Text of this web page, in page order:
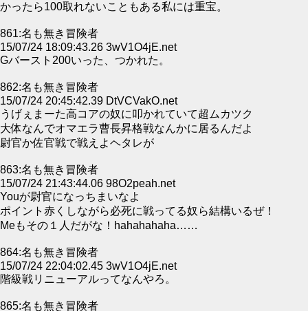
かったら100取れないこともある私には重宝。
861:名も無き冒険者
15/07/24 18:09:43.26 3wV1O4jE.net
Gバースト200いった、つかれた。
862:名も無き冒険者
15/07/24 20:45:42.39 DtVCVakO.net
うげぇまーた高コアの奴に叩かれていて超ムカツク
大体なんでオマエラ曹長昇格戦なんかに居るんだよ
尉官か佐官戦で戦えよヘタレが
863:名も無き冒険者
15/07/24 21:43:44.06 98O2peah.net
Youが尉官になっちまいなよ
ポイント赤くしながら必死に戦ってる奴ら結構いるぜ！
Meもその１人だがな！hahahahaha……
864:名も無き冒険者
15/07/24 22:04:02.45 3wV1O4jE.net
階級戦リニューアルってなんやろ。
865:名も無き冒険者